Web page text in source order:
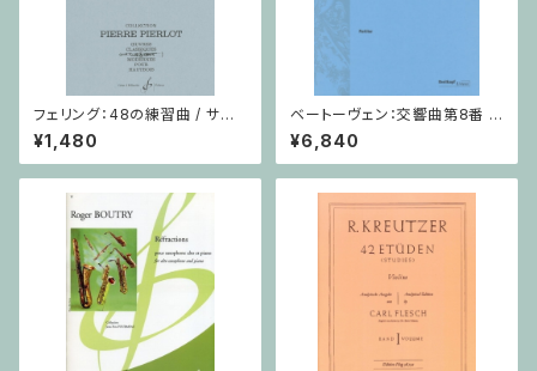
フェリング：48の練習曲 / サク
ソフォーンorオーボエ
¥1,480
ベートーヴェン：交響曲第8番 /
フルスコア
¥6,840